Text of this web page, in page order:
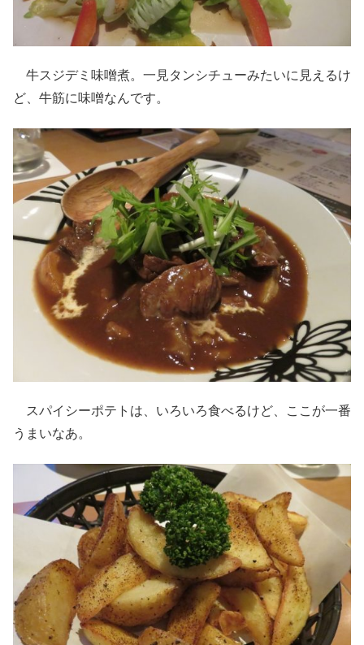
牛スジデミ味噌煮。一見タンシチューみたいに見えるけ
ど、牛筋に味噌なんです。
スパイシーポテトは、いろいろ食べるけど、ここが一番
うまいなあ。